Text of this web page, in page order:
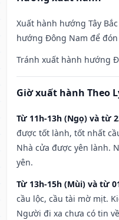
Xuất hành hướng Tây
hướng Đông Nam để đón
Tránh xuất hành hướng
Giờ xuất hành Theo
Từ 11h-13h (Ngọ) và từ
được tốt lành, tốt nhất
Nhà cửa được yên lành.
yên.
Từ 13h-15h (Mùi) và từ
cầu lộc, cầu tài mờ mịt.
Người đi xa chưa có tin